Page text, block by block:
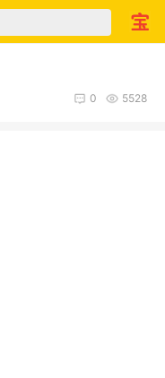
5528
0